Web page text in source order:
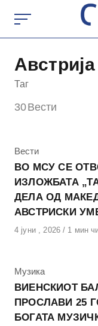
content
Австрија
Таг
30Вести
КАтегорија
Вести
ВО МСУ СЕ
ИЗЛОЖБАТА
ДЕЛА ОД
АВСТРИСКИ
Објавено
4 јуни , 2026 1 мин
КАтегорија
Музика
ВИЕНСКИОТ
ПРОСЛАВИ 25
БОГАТА